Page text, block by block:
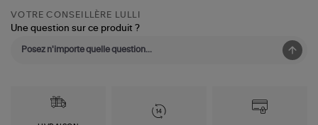
VOTRE CONSEILLÈRE LULLI
Une question sur ce produit ?